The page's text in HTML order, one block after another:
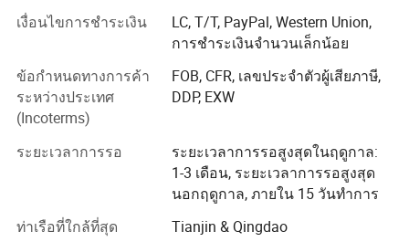
ไดอะแกรมบ้านพรีพรีพรีดับรูปตัว T
ด้วยการจัดระบบการสนับสนุนอย่างมีประสิทธิภาพ
โครงเหล็กสำหรับโรงงานผลิตสำเร็จรูปสามารถสร้าง
ระบบโครงสร้างที่มั่นคงแบบถาวรซึ่งช่วยป้องกันผลก
ผลิตภัณฑ์หลักของเราได้แก่บ้านคอนเทนเนอร์บ้านที่ผลิตโดย
OEM แผงแซนด์วิชวัสดุก่อสร้างบ้านที่ทำจากเหล็กเบาอาคาร
ที่ทำขึ้นล่วงหน้าและบริการติดตั้ง
โรงงานมีสายการผลิตมากกว่า 20 สายและมีเวิร์กช็อปพิเศษ
หลายอย่างสำหรับการประกอบตู้คอนเทนเนอร์แบบรวดเร็ว
บ้านคอนเทนเนอร์แบบแพ็คแบนบ้านคอนเทนเนอร์แบบพับ
เก็บได้และบ้านคอนเทนเนอร์แบบขยายได้ นอกจากนี้ยังมีการ
รวบรวมโปรไฟล์การเชื่อมแผงเหล็กสีและเวิร์กช็อปการ
ประกอบขั้นสุดท้ายที่ได้รับการสนับสนุนโดยศูนย์วิจัยที่ตั้งแบบ
เงื่อนไขการชำระเงิน
LC, T/T, PayPal, Western Union,
การชำระเงินจำนวนเล็กน้อย
ข้อกำหนดทางการค้า
ระหว่างประเทศ
(Incoterms)
FOB, CFR, เลขประจำตัวผู้เสียภาษี,
DDP, EXW
ระยะเวลาการรอ
ระยะเวลาการรอสูงสุดในฤดูกาล:
1-3 เดือน, ระยะเวลาการรอสูงสุด
นอกฤดูกาล, ภายใน 15 วันทำการ
ท่าเรือที่ใกล้ที่สุด
Tianjin & Qingdao